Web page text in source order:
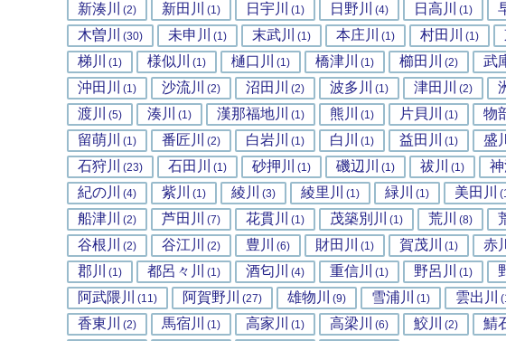
新湊川 (2) 新田川 (1) 日宇川 (1) 日野川 (4) 日高川 (1)
木曽川 (30) 未申川 (1) 末武川 (1) 本庄川 (1) 村田川 (1)
梯川 (1) 様似川 (1) 樋口川 (1) 橋津川 (1) 櫛田川 (2) 武
沖田川 (1) 沙流川 (2) 沼田川 (2) 波多川 (1) 津田川 (2)
渡川 (5) 湊川 (1) 漢那福地川 (1) 熊川 (1) 片貝川 (1) 物
留萌川 (1) 番匠川 (2) 白岩川 (1) 白川 (1) 益田川 (1) 盛川
石狩川 (23) 石田川 (1) 砂押川 (1) 磯辺川 (1) 祓川 (1) 神
紀の川 (4) 紫川 (1) 綾川 (3) 綾里川 (1) 緑川 (1) 美田川
船津川 (2) 芦田川 (7) 花貫川 (1) 茂築別川 (1) 荒川 (8)
谷根川 (2) 谷江川 (2) 豊川 (6) 財田川 (1) 賀茂川 (1) 赤川
郡川 (1) 都呂々川 (1) 酒匂川 (4) 重信川 (1) 野呂川 (1)
阿武隈川 (11) 阿賀野川 (27) 雄物川 (9) 雪浦川 (1) 雲出川
香東川 (2) 馬宿川 (1) 高家川 (1) 高梁川 (6) 鮫川 (2) 鯖